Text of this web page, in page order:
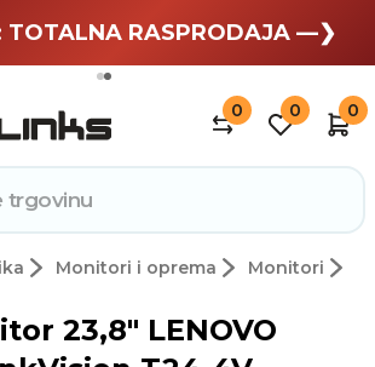
odmor —❯
TOTALNA RASPRODAJA —❯
0 0 0
Monitori i oprema Monitori
23,8" LENOVO